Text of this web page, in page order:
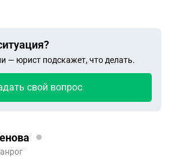
— юрист подскажет, что делать.
свой вопрос